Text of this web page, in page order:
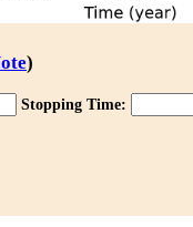
)
Stopping Time: